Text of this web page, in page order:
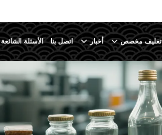
تغليف مخصص أخبار اتصل بنا الأسئلة الشائعة